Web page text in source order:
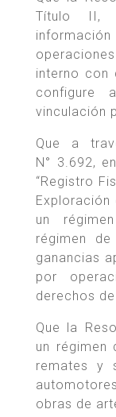
Título II,
interno con
configure
vinculación
Que a
N° 3.692,
“Registro
Exploración
un
régimen
ganancias
por
derechos
Que la
un régimen
remates y
obras de